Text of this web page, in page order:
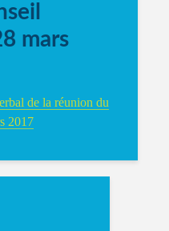
mars
de la réunion du
2017